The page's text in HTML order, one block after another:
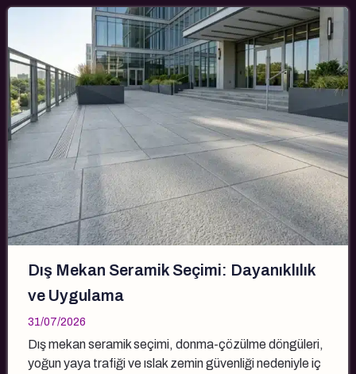
Dış Mekan Seramik Seçimi: Dayanıklılık
ve Uygulama
31/07/2026
Dış mekan seramik seçimi, donma-çözülme döngüleri,
yoğun yaya trafiği ve ıslak zemin güvenliği nedeniyle iç